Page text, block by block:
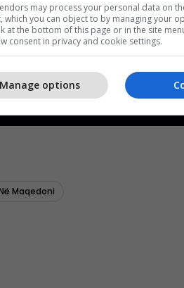
may process your personal data on
which you can object to by managing your
at the bottom of this page or in the site
consent in privacy and cookie settings.
Manage options